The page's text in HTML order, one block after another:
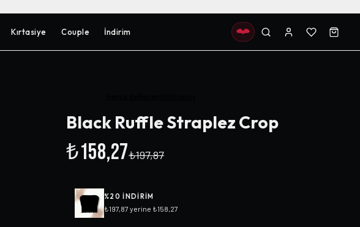
Kırtasiye Couple İndirim
Black Ruffle Straplez Crop
₺158,27₺197,87
%20 INDIRIM
₺197,87 yerine ₺158,27